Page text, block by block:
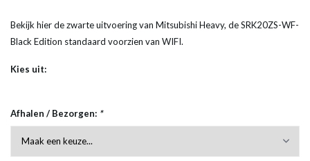
Bekijk hier de zwarte uitvoering van Mitsubishi Heavy, de SRK20ZS-WF-
Black Edition standaard voorzien van WIFI.
Kies uit:
Afhalen / Bezorgen: *